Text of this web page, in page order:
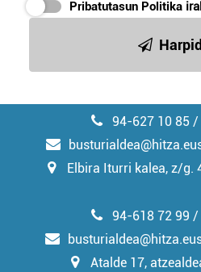
irakurri
Pribatutasun Politika
94-627 10 85 /
Elbira Iturri kalea, z/g.
94-618 72 99 /
Atalde 17,